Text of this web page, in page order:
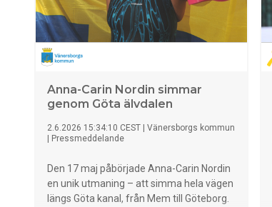
Anna-Carin Nordin simmar
genom Göta älvdalen
2.6.2026 15:34:10 CEST
Vänersborgs kommun
Pressmeddelande
Den 17 maj påbörjade Anna-Carin Nordin
en unik utmaning – att simma hela vägen
längs Göta kanal, från Mem till Göteborg.